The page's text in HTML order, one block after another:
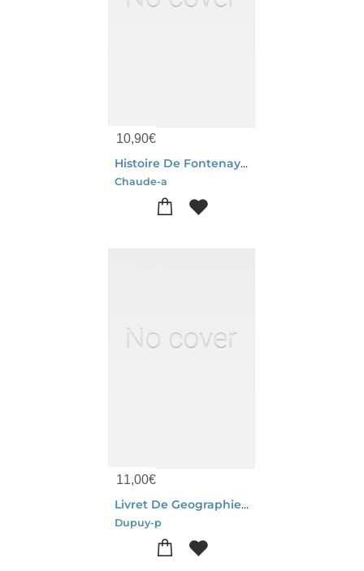
10,90€
Histoire De Fontenay-le-fleury
Chaude-a
11,00€
Livret De Geographie. Developpement Des Sujets De Redaction
Dupuy-p